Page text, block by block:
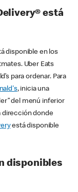
está
disponible en los
Uber Eats
para ordenar. Para
, inicia una
del menú inferior
dirección donde
está disponible
disponibles